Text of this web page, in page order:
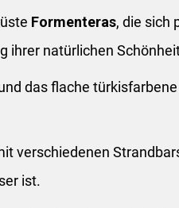
Formenteras, die sich
ihrer natürlichen
das flache
verschiedenen
ist.